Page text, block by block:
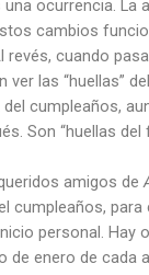
ocurrencia. La
cambios
revés, cuando
ver las “huellas”
cumpleaños,
Son “huellas del
amigos de
cumpleaños, para
personal. Hay
de enero de cada